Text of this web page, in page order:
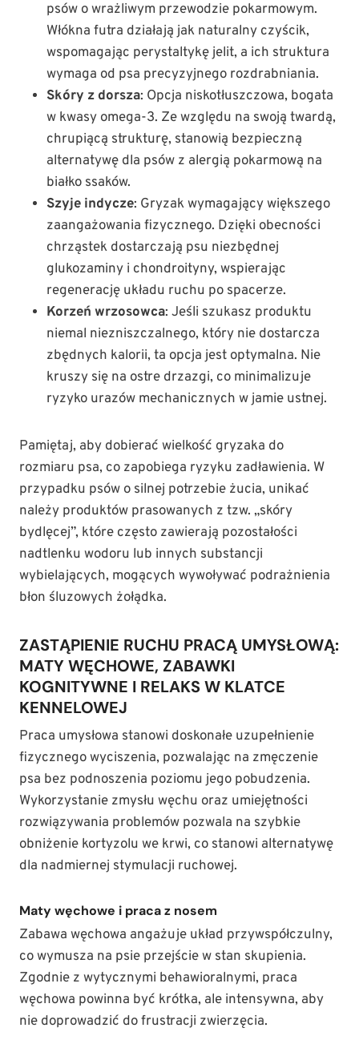
psów o wrażliwym przewodzie pokarmowym.
Włókna futra działają jak naturalny czyścik,
wspomagając perystaltykę jelit, a ich struktura
wymaga od psa precyzyjnego rozdrabniania.
Skóry z dorsza: Opcja niskotłuszczowa, bogata
w kwasy omega-3. Ze względu na swoją twardą,
chrupiącą strukturę, stanowią bezpieczną
alternatywę dla psów z alergią pokarmową na
białko ssaków.
Szyje indycze: Gryzak wymagający większego
zaangażowania fizycznego. Dzięki obecności
chrząstek dostarczają psu niezbędnej
glukozaminy i chondroityny, wspierając
regenerację układu ruchu po spacerze.
Korzeń wrzosowca: Jeśli szukasz produktu
niemal niezniszczalnego, który nie dostarcza
zbędnych kalorii, ta opcja jest optymalna. Nie
kruszy się na ostre drzazgi, co minimalizuje
ryzyko urazów mechanicznych w jamie ustnej.
Pamiętaj, aby dobierać wielkość gryzaka do
rozmiaru psa, co zapobiega ryzyku zadławienia. W
przypadku psów o silnej potrzebie żucia, unikać
należy produktów prasowanych z tzw. „skóry
bydlęcej”, które często zawierają pozostałości
nadtlenku wodoru lub innych substancji
wybielających, mogących wywoływać podrażnienia
błon śluzowych żołądka.
ZASTĄPIENIE RUCHU PRACĄ UMYSŁOWĄ:
MATY WĘCHOWE, ZABAWKI
KOGNITYWNE I RELAKS W KLATCE
KENNELOWEJ
Praca umysłowa stanowi doskonałe uzupełnienie
fizycznego wyciszenia, pozwalając na zmęczenie
psa bez podnoszenia poziomu jego pobudzenia.
Wykorzystanie zmysłu węchu oraz umiejętności
rozwiązywania problemów pozwala na szybkie
obniżenie kortyzolu we krwi, co stanowi alternatywę
dla nadmiernej stymulacji ruchowej.
Maty węchowe i praca z nosem
Zabawa węchowa angażuje układ przywspółczulny,
co wymusza na psie przejście w stan skupienia.
Zgodnie z wytycznymi behawioralnymi, praca
węchowa powinna być krótka, ale intensywna, aby
nie doprowadzić do frustracji zwierzęcia.